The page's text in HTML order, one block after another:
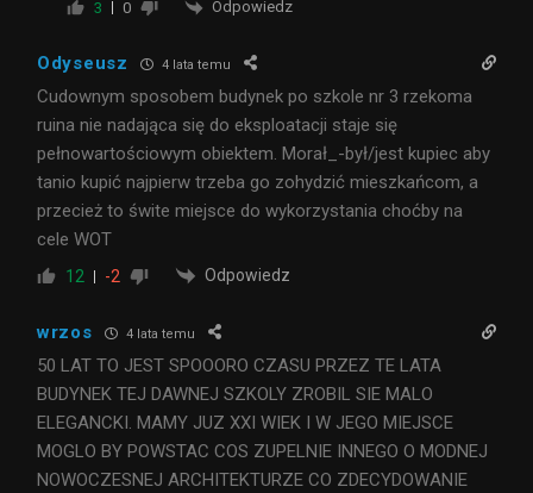
3 0 Odpowiedz
Odyseusz 4 lata temu
Cudownym sposobem budynek po szkole nr 3 rzekoma
ruina nie nadająca się do eksploatacji staje się
pełnowartościowym obiektem. Morał_-był/jest kupiec aby
tanio kupić najpierw trzeba go zohydzić mieszkańcom, a
przecież to świte miejsce do wykorzystania choćby na
cele WOT
12 -2 Odpowiedz
wrzos 4 lata temu
50 LAT TO JEST SPOOORO CZASU PRZEZ TE LATA
BUDYNEK TEJ DAWNEJ SZKOLY ZROBIL SIE MALO
ELEGANCKI. MAMY JUZ XXI WIEK I W JEGO MIEJSCE
MOGLO BY POWSTAC COS ZUPELNIE INNEGO O MODNEJ
NOWOCZESNEJ ARCHITEKTURZE CO ZDECYDOWANIE